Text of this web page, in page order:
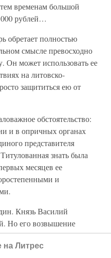
временам большой
рублей…
обретает полностью
смысле превосходно
Он может использовать ее
на литовско-
защититься ею от
обстоятельство:
и в опричных органах
представителя
знать была
месяцев ее
и
Князь Василий
Но его возвышение
Ему пришлось крепко
государя. Да и с
на Литрес